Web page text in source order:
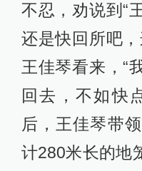
不忍，劝说到“
还是快回所吧
王佳琴看来，“
回去，不如快
后，王佳琴带
计280米长的地